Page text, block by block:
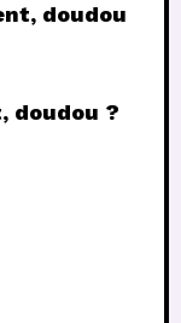
doudou
doudou ?